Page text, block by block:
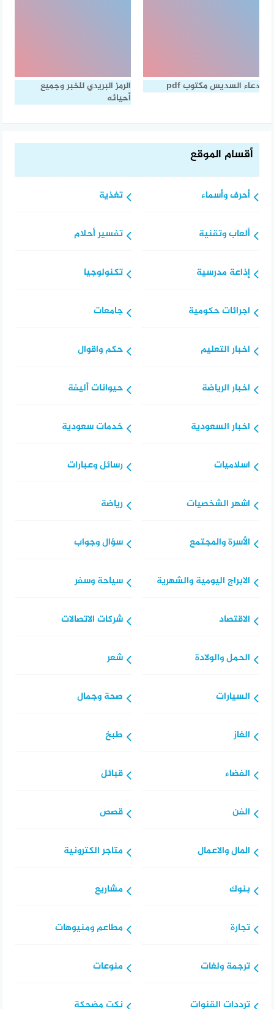
دعاء السديس مكتوب pdf
الرمز البريدي للخبر وجميع
أحيائه
أقسام الموقع
أحرف وأسماء
ألعاب وتقنية
إذاعة مدرسية
اجرائات حكومية
اخبار التعليم
اخبار الرياضة
اخبار السعودية
اسلاميات
اشهر الشخصيات
الأسرة والمجتمع
الابراج اليومية والشهرية
الاقتصاد
الحمل والولادة
السيارات
الغاز
الفضاء
الفن
المال والاعمال
بنوك
تجارة
ترجمة ولغات
ترددات القنوات
تغذية
تفسير أحلام
تكنولوجيا
جامعات
حكم واقوال
حيوانات أليفة
خدمات سعودية
رسائل وعبارات
رياضة
سؤال وجواب
سياحة وسفر
شركات الاتصالات
شعر
صحة وجمال
طبخ
قبائل
قصص
متاجر الكترونية
مشاريع
مطاعم ومنيوهات
منوعات
نكت مضحكة